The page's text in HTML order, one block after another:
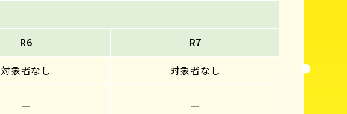
R6
R7
対象者なし
対象者なし
ー ー